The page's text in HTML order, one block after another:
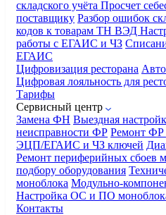
складского учёта Просчет
поставщику Разбор ошибок
кодов к товарам ТН ВЭД
работы с ЕГАИС и ЧЗ
ЕГАИС
Цифровизация ресторана
Цифровая лояльность для
Тарифы
Сервисный центр
Замена ФН Выездная
неисправности ФР Ремонт ФР
ЭЦП/ЕГАИС и ЧЗ ключей
Ремонт периферийных сбоев
подбору оборудования
моноблока Модульно-
Настройка ОС и ПО
Контакты